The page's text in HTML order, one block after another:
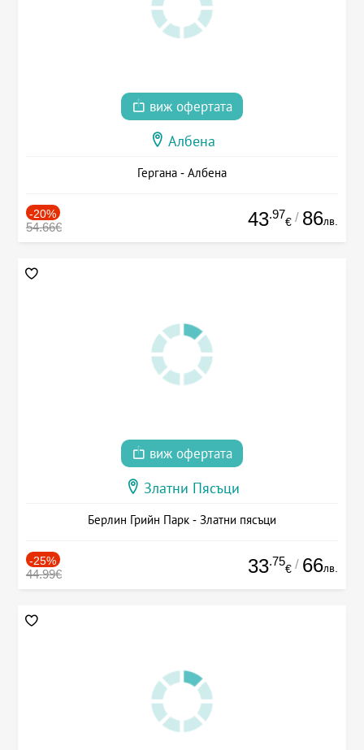
виж офертата
Албена
Гергана - Албена
-20%
54.66€ 43.97
€ / 86лв.
виж офертата
Златни Пясъци
Берлин Грийн Парк - Златни пясъци
-25%
44.99€ 33.75
€ / 66лв.